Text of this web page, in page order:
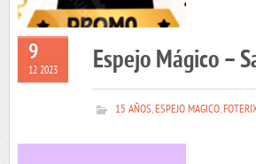
9
12 2023 Espejo Mágico –
15 AÑOS,ESPEJO MAGICO,